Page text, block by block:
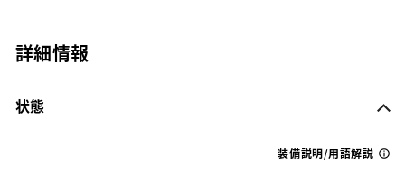
詳細情報
状態
装備説明/用語解説